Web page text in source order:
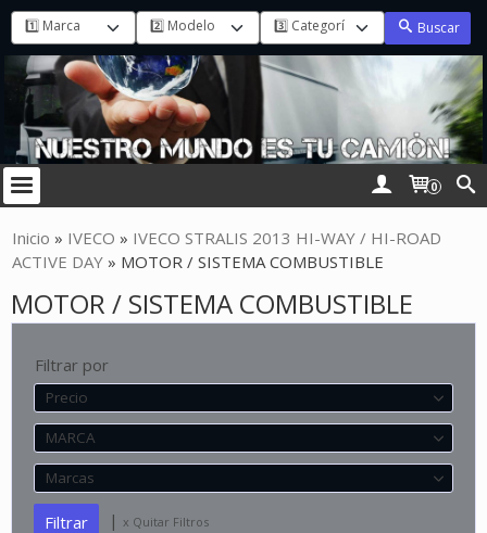
Buscar
0
Inicio » IVECO » IVECO STRALIS 2013 HI-WAY / HI-ROAD
ACTIVE DAY » MOTOR / SISTEMA COMBUSTIBLE
MOTOR / SISTEMA COMBUSTIBLE
Filtrar por
Precio
MARCA
Marcas
| x Quitar Filtros